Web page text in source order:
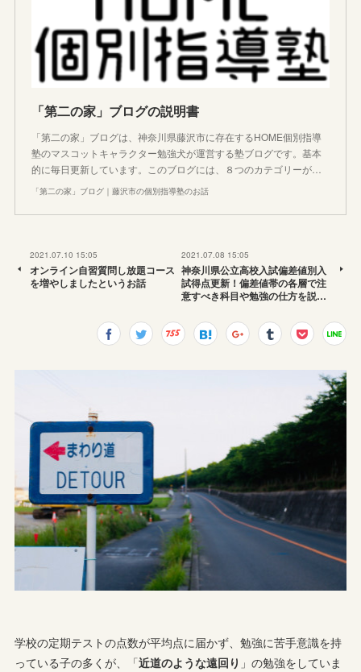
「第二の家」ブログの説明書
「第二の家」ブログは、神奈川県藤沢市に存在するHOME個別指導
塾のマスコットキャラクター勉強犬が運営する塾ブログです。基本
的に毎日更新しています。このブログには、８つのカテゴリーが…
「第二の家」ブログ｜藤沢市の個別指導塾のお話
2021.07.10 15:05
オンライン自習質問し放題コース
を増やしましたというお話
2021.07.08 15:05
神奈川県公立高校入試偏差値別入
試得点更新！偏差値帯の各層で注
意すべき科目や勉強の仕方を説…
学校の定期テストの点数が平均点に届かず、勉強に苦手意識を持
っている子の多くが、「近道のような遠回り 」の勉強をしていま